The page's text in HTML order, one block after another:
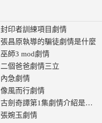
封印者訓練項目劇情
張昌原執導的騙徒劇情是什麼
巫師3 mod劇情
二個爸爸劇情三立
內急劇情
像風而行劇情
古劍奇譚第1集劇情介紹是什麼
張婉玉劇情